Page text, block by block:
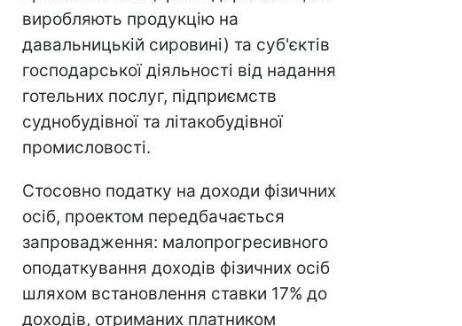
виробляють продукцію на
давальницькій сировині) та суб'єктів
господарської діяльності від надання
готельних послуг, підприємств
суднобудівної та літакобудівної
промисловості.
Стосовно податку на доходи фізичних
осіб, проектом передбачається
запровадження: малопрогресивного
оподаткування доходів фізичних осіб
шляхом встановлення ставки 17% до
доходів, отриманих платником